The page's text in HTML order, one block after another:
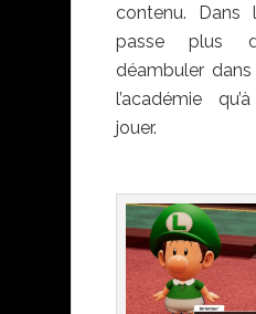
contenu.
passe plus
déambuler
l’académie
jouer.